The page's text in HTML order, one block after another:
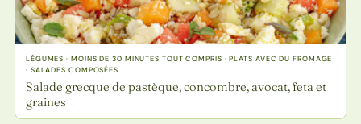
LÉGUMES · MOINS DE 30 MINUTES TOUT COMPRIS · PLATS AVEC DU FROMAGE
· SALADES COMPOSÉES
Salade grecque de pastèque, concombre, avocat, feta et
graines